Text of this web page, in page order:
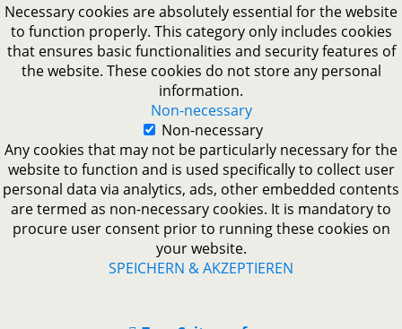
Necessary cookies are absolutely essential for the website
to function properly. This category only includes cookies
that ensures basic functionalities and security features of
the website. These cookies do not store any personal
information.
Non-necessary
Non-necessary
Any cookies that may not be particularly necessary for the
website to function and is used specifically to collect user
personal data via analytics, ads, other embedded contents
are termed as non-necessary cookies. It is mandatory to
procure user consent prior to running these cookies on
your website.
SPEICHERN & AKZEPTIEREN